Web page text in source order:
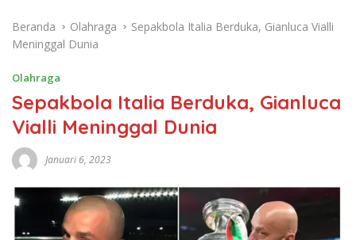
Beranda Olahraga
Sepakbola Italia Berduka, Gianluca Vialli
Meninggal Dunia
Olahraga
Sepakbola Italia Berduka, Gianluca
Vialli Meninggal Dunia
Januari 6, 2023